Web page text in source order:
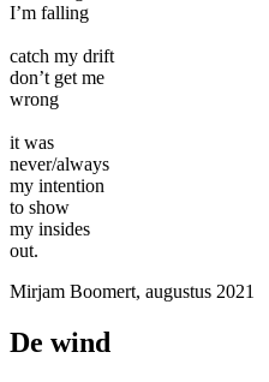
I’m falling
catch my drift
don’t get me
wrong
it was
never/always
my intention
to show
my insides
out.
Mirjam Boomert, augustus 2021
De wind